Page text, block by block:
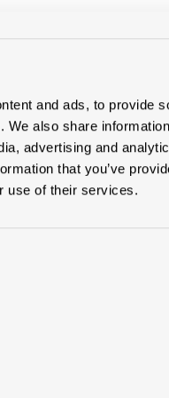
and ads, to provide
We also share
advertising and
that you’ve
use of their services.
KVH-FJ niet gedrenkt